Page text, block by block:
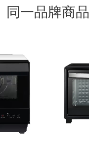
同一品牌商品